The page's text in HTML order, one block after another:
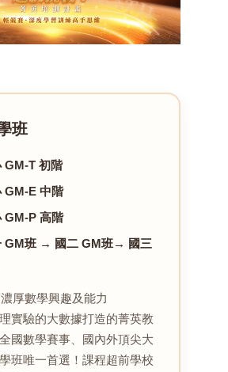
班
GM-T 初階
GM-E 中階
GM-P 高階
GM班 → 國二 GM班→ 國三
厚數學興趣及能力
實驗的大數據打造的菁英教
國數學賽事、國內外頂尖大
班唯一首選！課程超前學校